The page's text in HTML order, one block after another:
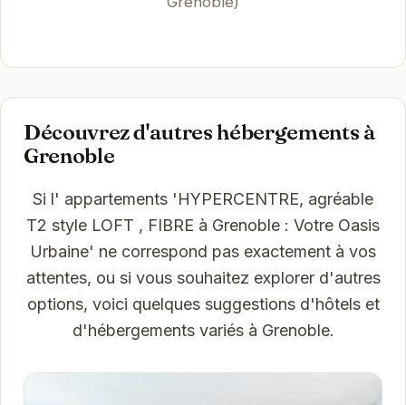
Découvrez d'autres hébergements à
Grenoble
Si l' appartements 'HYPERCENTRE, agréable
T2 style LOFT , FIBRE à Grenoble : Votre Oasis
Urbaine' ne correspond pas exactement à vos
attentes, ou si vous souhaitez explorer d'autres
options, voici quelques suggestions d'hôtels et
d'hébergements variés à Grenoble.